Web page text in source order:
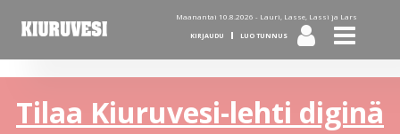
Maanantai 10.8.2026 - Lauri, Lasse, Lassi ja Lars
KIRJAUDU LUO TUNNUS
Tilaa Kiuruvesi-lehti diginä